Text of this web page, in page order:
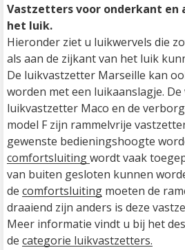
Vastzetters voor onderkant en
het luik.
Hieronder ziet u luikwervels die
als aan de zijkant van het luik
De luikvastzetter Marseille kan
worden met een luikaanslagje.
luikvastzetter Maco en de
model F zijn rammelvrije
comfortsluiting wordt vaak
van buiten gesloten kunnen
de comfortsluiting moeten de
draaiend zijn anders is deze
Meer informatie vindt u bij het
de categorie luikvastzetters.